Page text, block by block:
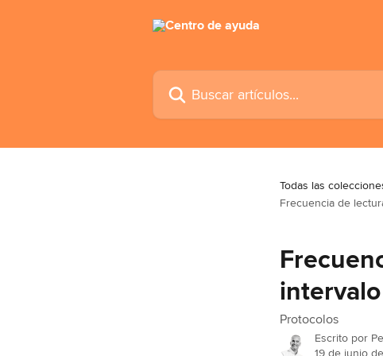
Buscar artículos...
Todas las
Frecuencia de
Protocolos
Escrito por
19 de junio